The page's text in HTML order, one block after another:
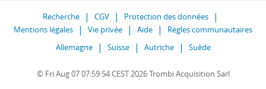
Recherche CGV
Protection des données
Mentions légales
Vie privée Aide
Règles communautaires
Allemagne
Suisse Autriche Suède
© Fri Aug 07 07:59:54 CEST 2026 Trombi Acquisition Sarl